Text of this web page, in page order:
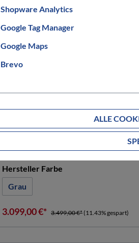
Rahmengrößeauswählen
Hersteller Farbe
Grau
3.099,00 €* 3.499,00 €* (11.43% gespart)
Shopware Analytics
Google Tag Manager
Google Maps
Brevo
ALLE